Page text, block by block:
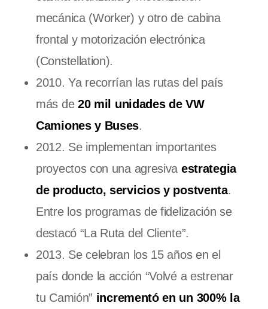
mecánica (Worker) y otro de cabina
frontal y motorización electrónica
(Constellation).
2010. Ya recorrían las rutas del país
más de 20 mil unidades de VW
Camiones y Buses.
2012. Se implementan importantes
proyectos con una agresiva estrategia
de producto, servicios y postventa.
Entre los programas de fidelización se
destacó “La Ruta del Cliente”.
2013. Se celebran los 15 años en el
país donde la acción “Volvé a estrenar
tu Camión” incrementó en un 300% la